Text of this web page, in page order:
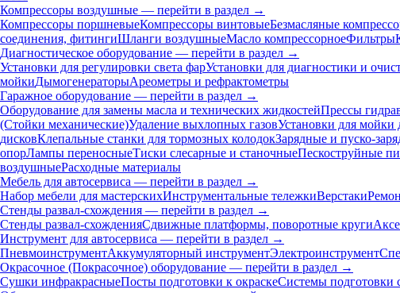
Компрессоры воздушные — перейти в раздел →
Компрессоры поршневыеКомпрессоры винтовыеБезмасляные
соединения, фитингиШланги воздушныеМасло компрессорноеФильтры
Диагностическое оборудование — перейти в раздел →
Установки для регулировки света фарУстановки для диагностики и
мойкиДымогенераторыАреометры и рефрактометры
Гаражное оборудование — перейти в раздел →
Оборудование для замены масла и технических жидкостейПрессы
(Стойки механические)Удаление выхлопных газовУстановки для мойки
дисковКлепальные станки для тормозных колодокЗарядные и пуско-
опорЛампы переносныеТиски слесарные и станочныеПескоструйные
воздушныеРасходные материалы
Мебель для автосервиса — перейти в раздел →
Набор мебели для мастерскихИнструментальные тележкиВерстаки
Стенды развал-схождения — перейти в раздел →
Стенды развал-схожденияСдвижные платформы, поворотные круги
Инструмент для автосервиса — перейти в раздел →
ПневмоинструментАккумуляторный инструментЭлектроинструмент
Окрасочное (Покрасочное) оборудование — перейти в раздел →
Сушки инфракрасныеПосты подготовки к окраскеСистемы подготовки